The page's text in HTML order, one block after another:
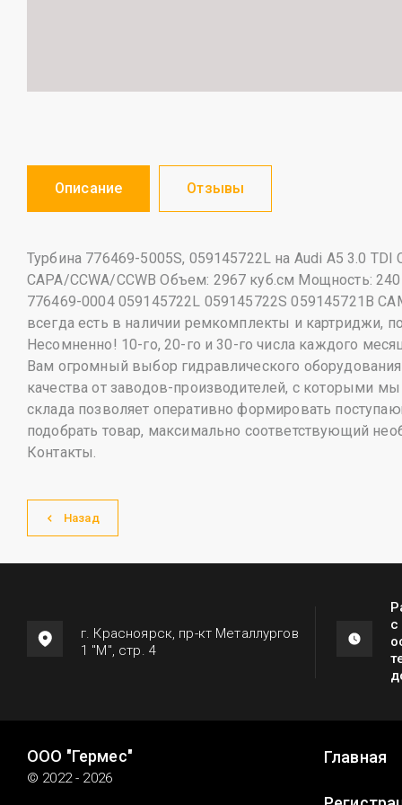
Описание Отзывы
Турбина 776469-5005S, 059145722L на Audi A5 3.0 TDI
CAPA/CCWA/CCWB Объем: 2967 куб.см Мощность:
776469-0004 059145722L 059145722S 059145721B
всегда есть в наличии ремкомплекты и картриджи,
Несомненно! 10-го, 20-го и 30-го числа каждого
Вам огромный выбор гидравлического
качества от заводов-производителей, с которыми
склада позволяет оперативно формировать
подобрать товар, максимально соответствующий
Контакты.
Назад
г. Красноярск, пр-кт Металлургов
1 "М", стр. 4
с
ООО "Гермес"
© 2022 - 2026
Главная